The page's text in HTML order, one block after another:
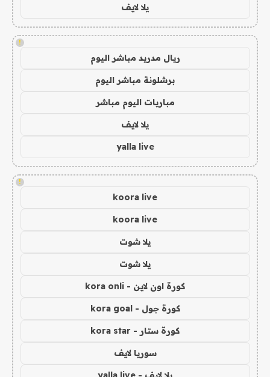
يلا لايف
!
ريال مدريد مباشر اليوم
برشلونة مباشر اليوم
مباريات اليوم مباشر
يلا لايف
yalla live
!
koora live
koora live
يلا شوت
يلا شوت
كورة اون لاين - kora onli
كورة جول - kora goal
كورة ستار - kora star
سوريا لايف